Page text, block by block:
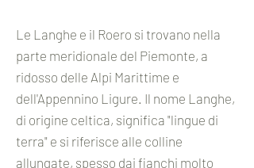
Le Langhe e il Roero si trovano nella
parte meridionale del Piemonte, a
ridosso delle Alpi Marittime e
dell'Appennino Ligure. Il nome Langhe,
di origine celtica, significa "lingue di
terra" e si riferisce alle colline
allungate, spesso dai fianchi molto